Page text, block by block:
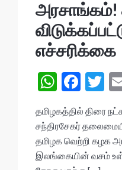
அரசாங்கம்!
எச்சரிக்கை
W
h
at
s
A
F
e
b
o
T
w
er
தமிழகத்தில் திரை
சந்திரசேகர்
தமிழக வெற்றி கழக
இலங்கையின் வசம்